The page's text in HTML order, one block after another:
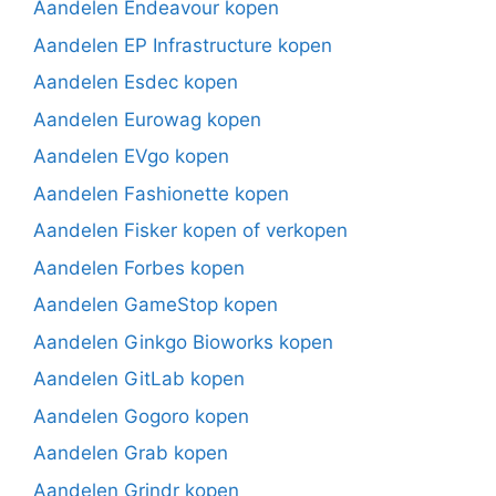
Aandelen Endeavour kopen
Aandelen EP Infrastructure kopen
Aandelen Esdec kopen
Aandelen Eurowag kopen
Aandelen EVgo kopen
Aandelen Fashionette kopen
Aandelen Fisker kopen of verkopen
Aandelen Forbes kopen
Aandelen GameStop kopen
Aandelen Ginkgo Bioworks kopen
Aandelen GitLab kopen
Aandelen Gogoro kopen
Aandelen Grab kopen
Aandelen Grindr kopen